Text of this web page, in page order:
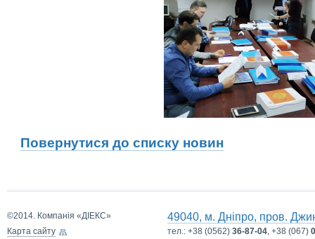
Повернутися до списку новин
©2014. Компанія «ДІЕКС»
Карта сайту
49040, м. Дніпро, пров.
тел.: +38 (0562) 36-87-04, +38 (067)